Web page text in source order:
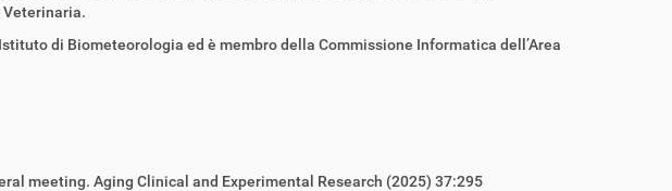
Veterinaria.
di Biometeorologia ed è membro della Commissione Informatica dell’Area
meeting. Aging Clinical and Experimental Research (2025) 37:295